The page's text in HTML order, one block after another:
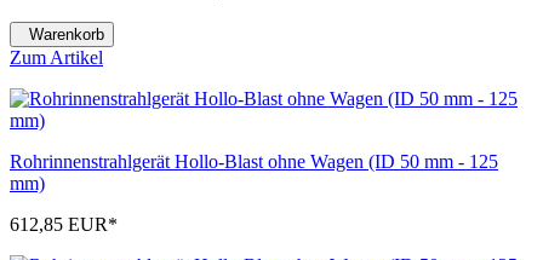
Warenkorb
Zum Artikel
Rohrinnenstrahlgerät Hollo-Blast ohne Wagen (ID 50 mm - 125
mm)
612,85 EUR*